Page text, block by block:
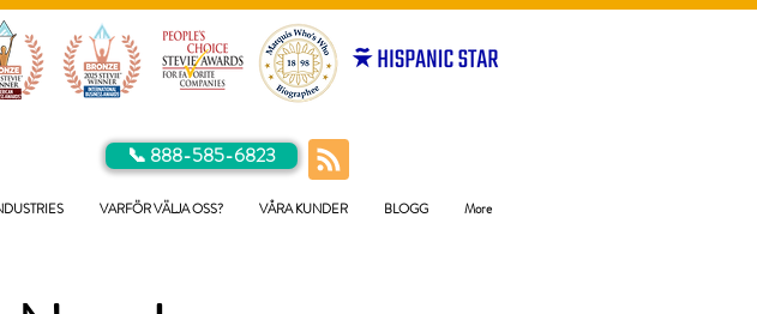
📞 888-585-6823
VARFÖR VÄLJA OSS? VÅRA KUNDER BLOGG More